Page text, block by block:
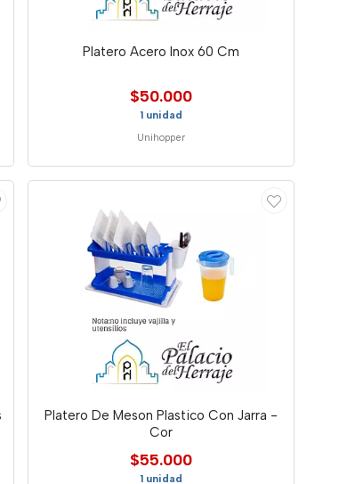
Platero Acero Inox 60 Cm
$50.000
1 unidad
Unihopper
Platero De Meson Plastico Con Jarra -
Cor
$55.000
1 unidad